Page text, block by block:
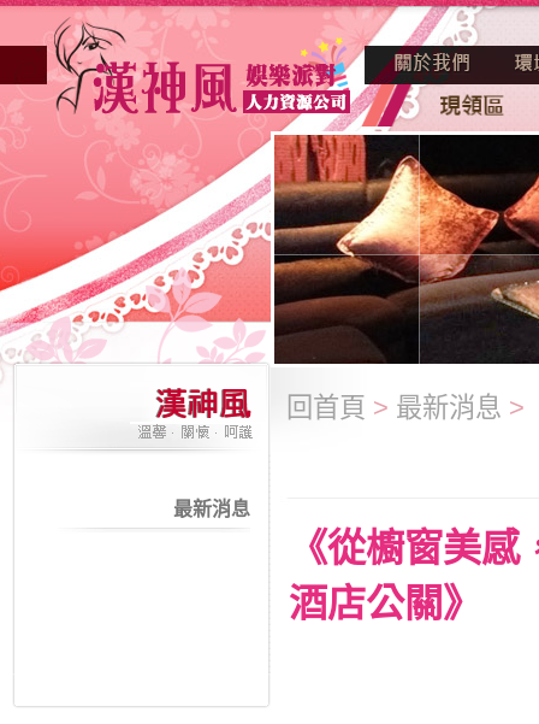
最新消息
回首頁 > 最新消息 >
《從櫥窗美
酒店公關》